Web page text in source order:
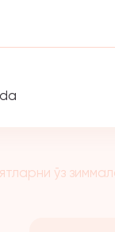
ўз